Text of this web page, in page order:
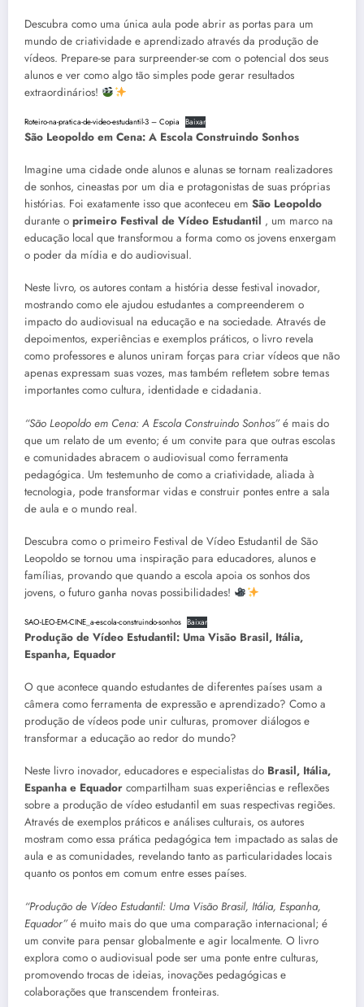
Descubra como uma única aula pode abrir as portas para um
mundo de criatividade e aprendizado através da produção de
vídeos. Prepare-se para surpreender-se com o potencial dos seus
alunos e ver como algo tão simples pode gerar resultados
extraordinários!
Roteiro-na-pratica-de-video-estudantil-3 – Copia Baixar
São Leopoldo em Cena: A Escola Construindo Sonhos
Imagine uma cidade onde alunos e alunas se tornam realizadores
de sonhos, cineastas por um dia e protagonistas de suas próprias
histórias. Foi exatamente isso que aconteceu em São Leopoldo
durante o primeiro Festival de Vídeo Estudantil , um marco na
educação local que transformou a forma como os jovens enxergam
o poder da mídia e do audiovisual.
Neste livro, os autores contam a história desse festival inovador,
mostrando como ele ajudou estudantes a compreenderem o
impacto do audiovisual na educação e na sociedade. Através de
depoimentos, experiências e exemplos práticos, o livro revela
como professores e alunos uniram forças para criar vídeos que não
apenas expressam suas vozes, mas também refletem sobre temas
importantes como cultura, identidade e cidadania.
“São Leopoldo em Cena: A Escola Construindo Sonhos”é mais do
que um relato de um evento; é um convite para que outras escolas
e comunidades abracem o audiovisual como ferramenta
pedagógica. Um testemunho de como a criatividade, aliada à
tecnologia, pode transformar vidas e construir pontes entre a sala
de aula e o mundo real.
Descubra como o primeiro Festival de Vídeo Estudantil de São
Leopoldo se tornou uma inspiração para educadores, alunos e
famílias, provando que quando a escola apoia os sonhos dos
jovens, o futuro ganha novas possibilidades!
SAO-LEO-EM-CINE_a-escola-construindo-sonhos Baixar
Produção de Vídeo Estudantil: Uma Visão Brasil, Itália,
Espanha, Equador
O que acontece quando estudantes de diferentes países usam a
câmera como ferramenta de expressão e aprendizado? Como a
produção de vídeos pode unir culturas, promover diálogos e
transformar a educação ao redor do mundo?
Neste livro inovador, educadores e especialistas do Brasil, Itália,
Espanha e Equador compartilham suas experiências e reflexões
sobre a produção de vídeo estudantil em suas respectivas regiões.
Através de exemplos práticos e análises culturais, os autores
mostram como essa prática pedagógica tem impactado as salas de
aula e as comunidades, revelando tanto as particularidades locais
quanto os pontos em comum entre esses países.
“Produção de Vídeo Estudantil: Uma Visão Brasil, Itália, Espanha,
Equador”é muito mais do que uma comparação internacional; é
um convite para pensar globalmente e agir localmente. O livro
explora como o audiovisual pode ser uma ponte entre culturas,
promovendo trocas de ideias, inovações pedagógicas e
colaborações que transcendem fronteiras.